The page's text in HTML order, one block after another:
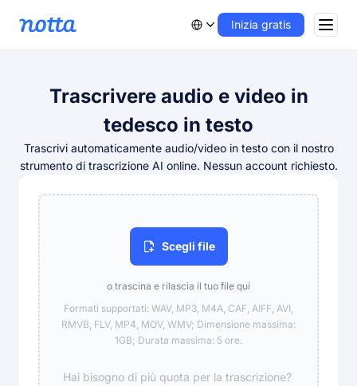
Inizia gratis
Trascrivere audio e video in
tedesco in testo
Trascrivi automaticamente audio/video in testo con il nostro
strumento di trascrizione AI online. Nessun account richiesto.
Scegli file
o trascina e rilascia il tuo file qui
Formati supportati: WAV, MP3, M4A, CAF, AIFF, AVI,
RMVB, FLV, MP4, MOV, WMV; Dimensione massima:
1GB; Durata massima: 5 ore.
Hai bisogno di più quota per la trascrizione?